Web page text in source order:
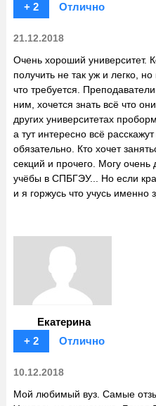
+ 2
Отлично
21.12.2018
Очень хороший университет.
получить не так уж и легко,
что требуется.
ним, хочется знать всё что
других университетах
а тут интересно всё
обязательно. Кто хочет
секций и прочего. Могу
учёбы в СПБГЭУ... Но если
и я горжусь что учусь именно
Екатерина
+ 2
Отлично
10.12.2018
Мой любимый вуз. Самые